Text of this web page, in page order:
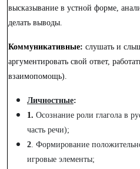
высказывание в устной форме,
делать выводы.
Коммуникативные: слушать и
аргументировать свой ответ,
взаимопомощь).
Личностные:
1. Осознание роли глагола в
часть речи);
2. Формирование
игровые элементы;